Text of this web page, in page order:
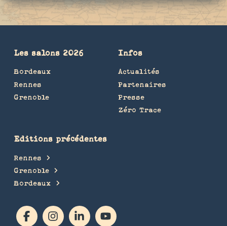
Les salons 2026
Bordeaux
Rennes
Grenoble
Infos
Actualités
Partenaires
Presse
Zéro Trace
Editions précédentes
Rennes
Grenoble
Bordeaux